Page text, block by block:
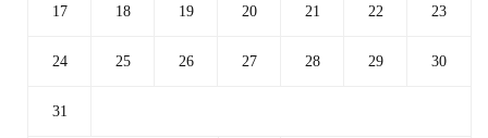
17 18 19 20 21 22 23
24 25 26 27 28 29 30
31